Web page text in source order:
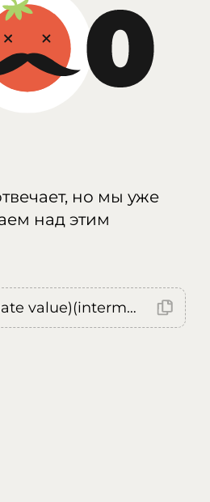
но мы уже
над этим
Error: (intermediate value)(intermediate value)(intermediate value).replaceAll is not a function